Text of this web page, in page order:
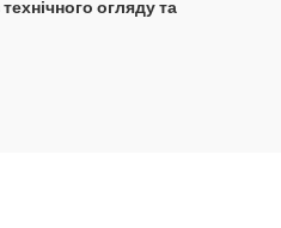
огляду та